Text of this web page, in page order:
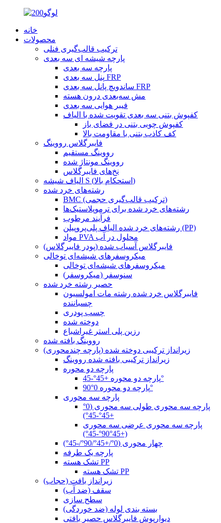
خانه
محصولات
ترکیب قالب‌گیری فنلی
پارچه شیشه ای سه بعدی
پارچه سه بعدی
پنل سه بعدی FRP
ساندویچ پانل سه بعدی FRP
مش سه‌بعدی درون هسته
فیبر هوایی سه بعدی
کفپوش بتنی سه بعدی تقویت شده با الیاف
کفپوش چوبی بتنی در فضای باز
کف کاذب بتنی با مقاومت بالا
فایبرگلاس رووینگ
رووینگ مستقیم
رووینگ مونتاژ شده
نخ‌های فایبرگلاس
الیاف شیشه S (استحکام بالا)
رشته‌های خرد شده
BMC (ترکیب قالب‌گیری حجمی)
رشته‌های خرد شده برای ترموپلاستیک‌ها
فرآیند مرطوب
رشته‌های خرد شده الیاف پلی‌پروپیلن (PP)
مواد PVA محلول در آب
فایبرگلاس آسیاب شده (پودر فایبرگلاس)
میکروسفرهای شیشه‌ای توخالی
میکروسفرهای شیشه‌ای توخالی
سنوسفر (میکروسفر)
حصیر رشته خرد شده
فایبرگلاس خرد شده رشته مات امولسیون
چسباننده
چسب پودری
دوخته شده
رزین پلی استر غیراشباع
رووینگ بافته شده
زیرانداز ترکیبی دوخته شده (پارچه چندمحوری)
زیرانداز ترکیبی بافته شده رووینگ
پارچه دو محوره
پارچه دو محوره +45°-45°
پارچه دو محوره 0°90°
پارچه سه محوری
پارچه سه محوری طولی سه محوری (0°
+45°-45°)
پارچه سه محوری عرضی سه محوری
(+45°90°-45°)
چهار محوری (0°/+45°/90°/-45°)
پارچه یک طرفه
تشک هسته PP
تشک هسته PP
زیرانداز بافت (حجاب)
سقف (ضد آب)
سطح سازی
بسته بندی لوله (ضد خوردگی)
دیوارپوش فایبرگلاس حصیر بافتی